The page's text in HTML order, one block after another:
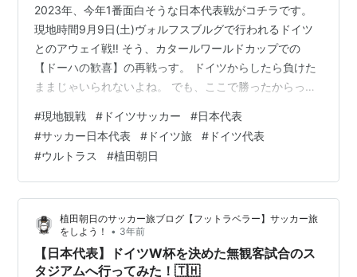
2023年、今年1番面白そうな日本代表戦がコチラです。
現地時間9月9日(土)ヴォルフスブルグで行われるドイツ
とのアウェイ戦‼️ そう、カタールワールドカップでの
【ドーハの歓喜】の再戦っす。 ドイツからしたら負けた
ままじゃいられないよね。 でも、ここで勝ったからって
ラを払って対戦相手にオファーして試合を行っていると
言われる日本だけど、今回はドイツからの良いオファー
があったとか、なかったとか！？ こりゃ、日本人として
行かなきゃ行けない試合でしょ！w そして、敵地で返り
討ちしてやりましょう。 と言うことで行き方だったりを
ゆる〜く書いておきますか。…
#現地観戦 # ドイツサッカー #日本代表
#サッカー日本代表 # ドイツ旅 # ドイツ代表
#ウルトラス #植田朝日
植田朝日のサッカー旅ブログ【フットラベラー】サッカー旅
をしよう！
• 3年前
【日本代表】ドイツW杯を決めた無観客試合のス
タジアムへ行ってみた！🇹🇭